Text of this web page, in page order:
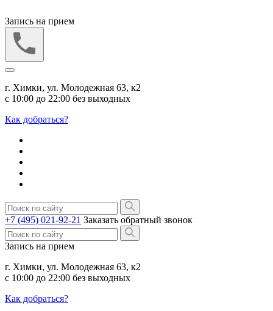
Запись на прием
г. Химки, ул. Молодежная 63, к2
с 10:00 до 22:00 без выходных
Как добраться?
+7 (495) 021-92-21 Заказать обратный звонок
Запись на прием
г. Химки, ул. Молодежная 63, к2
с 10:00 до 22:00 без выходных
Как добраться?